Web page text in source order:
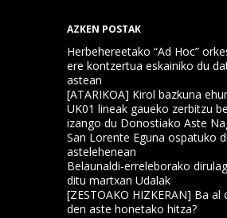
AZKEN POSTAK
Herbehereetako “Ad Hoc”
ere kontzertua eskainiko du
astean
[ATARIKOA] Kirol bazkuna
UK01 lineak gaueko zerbitzu
izango du Donostiako Aste
San Lorente Eguna ospatuko
astelehenean
Belaunaldi-erreleborako
ditu martxan Udalak
[ZESTOAKO HIZKERAN] Ba al
den aste honetako hitza?